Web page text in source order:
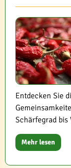
Entdecken Sie
Schärfegrad bis
Mehr lesen